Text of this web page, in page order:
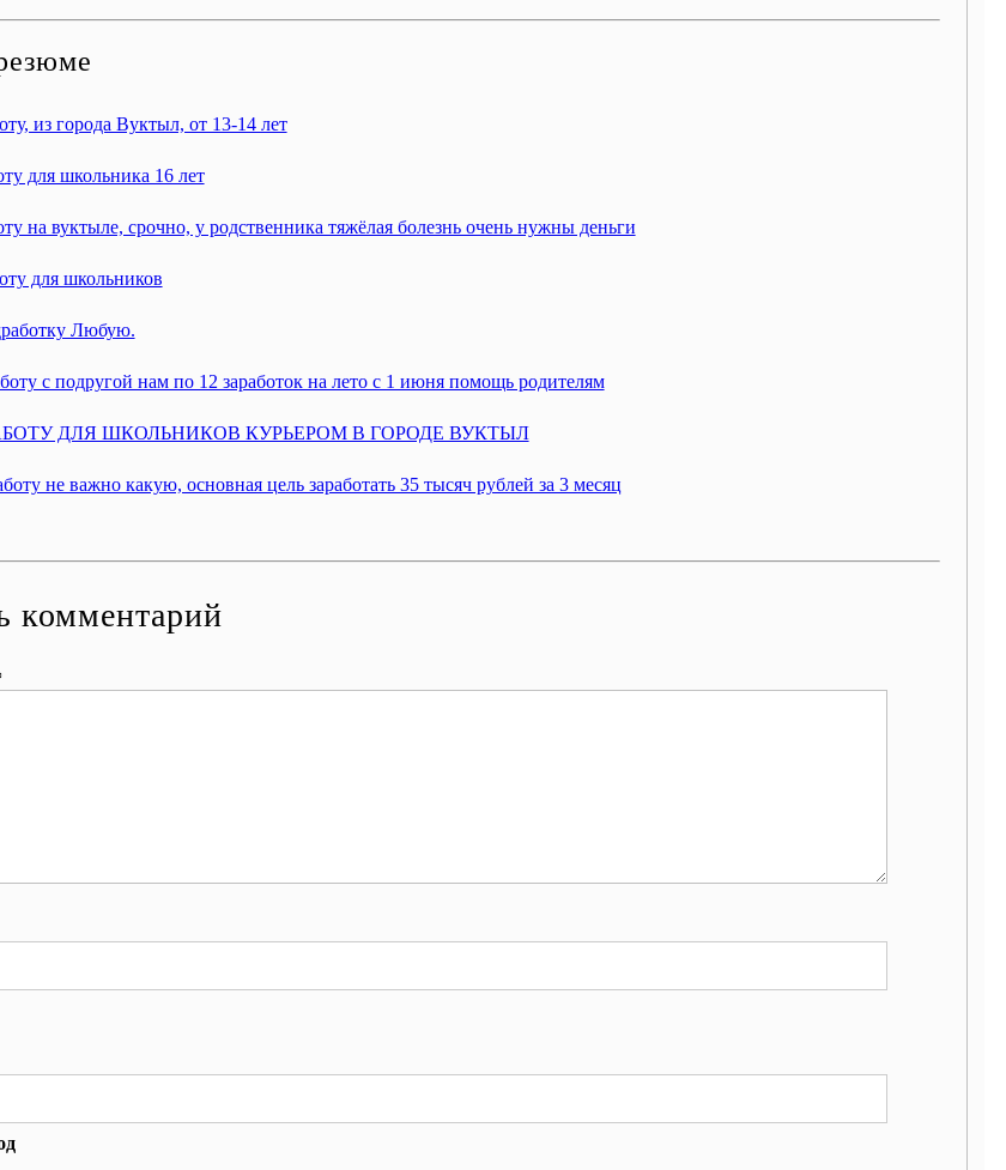
из города Вуктыл, от 13-14 лет
для школьника 16 лет
на вуктыле, срочно, у родственника тяжёлая болезнь очень нужны деньги
для школьников
Любую.
с подругой нам по 12 заработок на лето с 1 июня помощь родителям
ДЛЯ ШКОЛЬНИКОВ КУРЬЕРОМ В ГОРОДЕ ВУКТЫЛ
не важно какую, основная цель заработать 35 тысяч рублей за 3 месяц
комментарий